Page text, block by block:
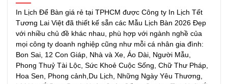
In Lịch Để Bàn giá rẻ tại TPHCM được Công ty In Lịch Tết
Tương Lai Việt đã thiết kế sẵn các Mẫu Lịch Bàn 2026 Đẹp
với nhiều chủ đề khác nhau, phù hợp với ngành nghề của
mọi công ty doanh nghiệp cũng như mỗi cá nhân gia đình:
Bon Sai, 12 Con Giáp, Nhà và Xe, Áo Dài, Người Mẫu,
Phong Thuỷ Tài Lộc, Sức Khoẻ Cuộc Sống, Chữ Thư Pháp,
Hoa Sen, Phong cảnh,Du Lịch, Những Ngày Yêu Thương,